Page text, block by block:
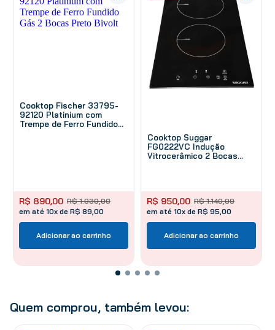
Cooktop Fischer 33795-
92120 Platinium com
Trempe de Ferro Fundido
Gás 2 Bocas Preto Bivolt
R$ 1.030,00
R$ 890,00
em até 10x de R$ 89,00
Adicionar ao carrinho
Cooktop Suggar
FG0222VC Indução
Vitrocerâmico 2 Bocas
R$ 1.140,00
R$ 950,00
em até 10x de R$ 95,00
Adicionar ao carrinho
Quem comprou, também levou: